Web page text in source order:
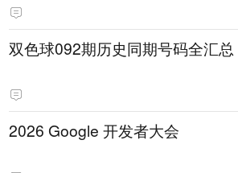
双色球092期历史同期号码全汇总
2026 Google 开发者大会